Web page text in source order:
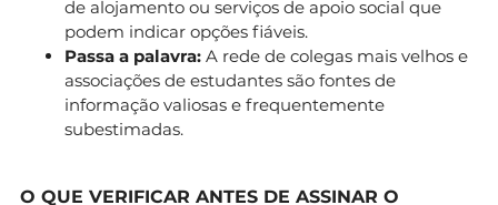
de alojamento ou serviços de apoio social que
podem indicar opções fiáveis.
Passa a palavra: A rede de colegas mais velhos e
associações de estudantes são fontes de
informação valiosas e frequentemente
subestimadas.
O QUE VERIFICAR ANTES DE ASSINAR O